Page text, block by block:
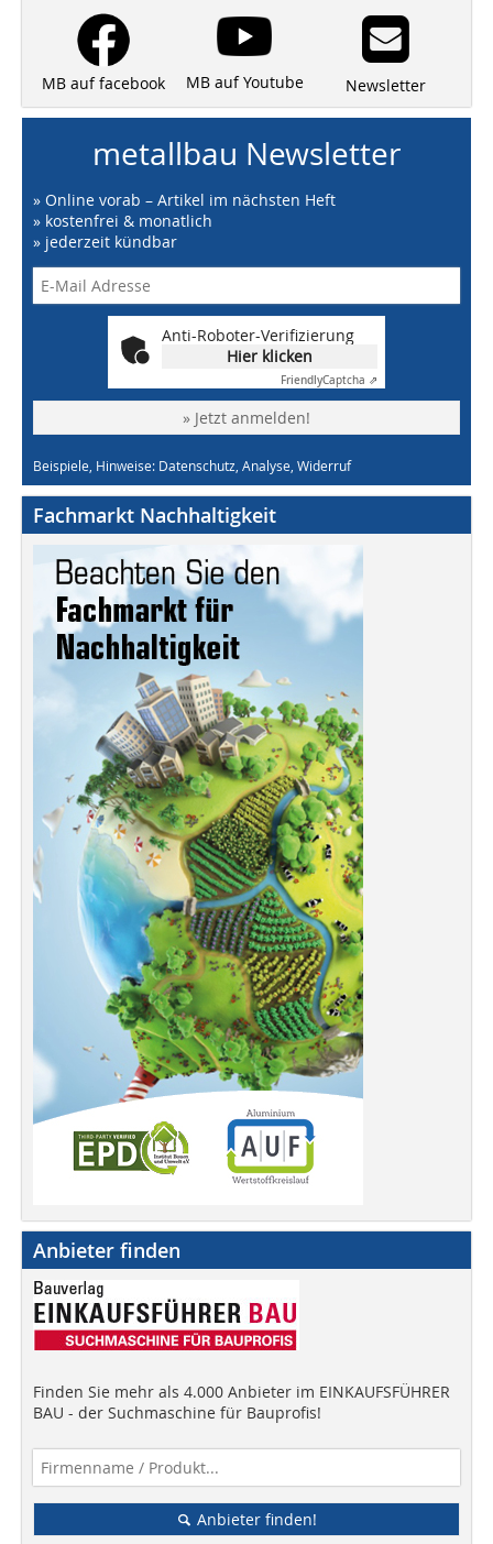
MB auf facebook MB auf Youtube Newsletter
metallbau Newsletter
» Online vorab – Artikel im nächsten Heft
» kostenfrei & monatlich
» jederzeit kündbar
Anti-Roboter-Verifizierung
Hier klicken
FriendlyCaptcha ⇗
» Jetzt anmelden!
Beispiele, Hinweise: Datenschutz, Analyse, Widerruf
Fachmarkt Nachhaltigkeit
Anbieter finden
Finden Sie mehr als 4.000 Anbieter im EINKAUFSFÜHRER
BAU - der Suchmaschine für Bauprofis!
Anbieter finden!